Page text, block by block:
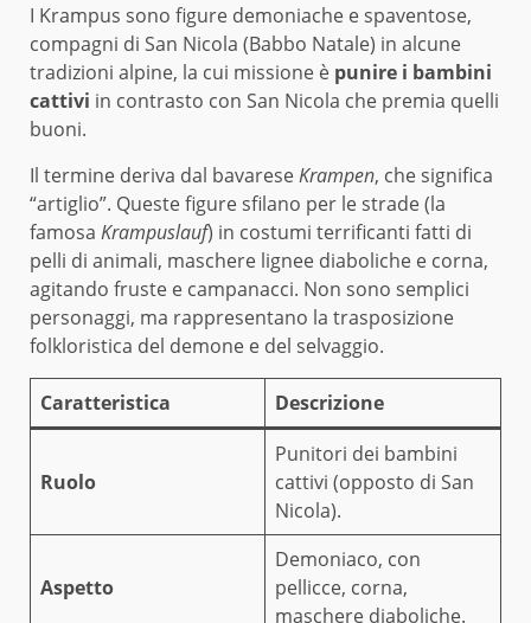
I Krampus sono figure demoniache e spaventose,
compagni di San Nicola (Babbo Natale) in alcune
tradizioni alpine, la cui missione è punire i bambini
cattivi in contrasto con San Nicola che premia quelli
buoni.
Il termine deriva dal bavareseKrampen, che significa
“artiglio”. Queste figure sfilano per le strade (la
famosa Krampuslauf) in costumi terrificanti fatti di
pelli di animali, maschere lignee diaboliche e corna,
agitando fruste e campanacci. Non sono semplici
personaggi, ma rappresentano la trasposizione
folkloristica del demone e del selvaggio.
Caratteristica Descrizione
Ruolo
Punitori dei bambini
cattivi (opposto di San
Nicola).
Aspetto
Demoniaco, con
pellicce, corna,
maschere diaboliche.